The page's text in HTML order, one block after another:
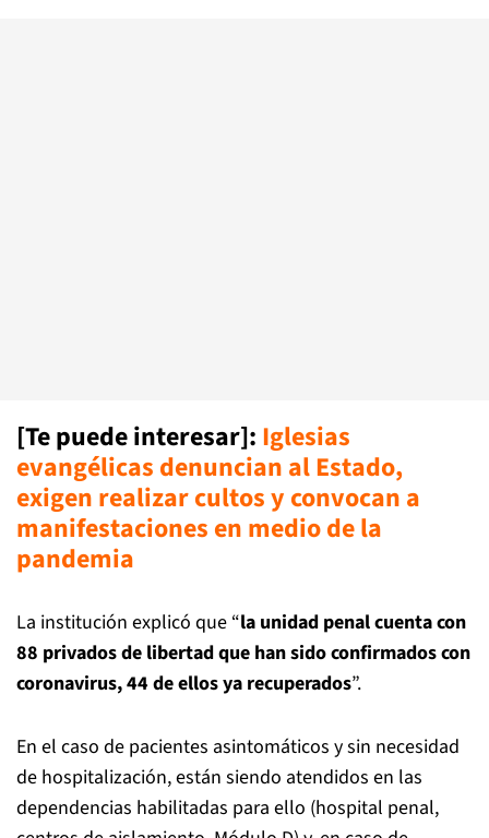
[Te puede interesar]: Iglesias
evangélicas denuncian al Estado,
exigen realizar cultos y convocan a
manifestaciones en medio de la
pandemia
La institución explicó que “la unidad penal cuenta con
88 privados de libertad que han sido confirmados con
coronavirus, 44 de ellos ya recuperados”.
En el caso de pacientes asintomáticos y sin necesidad
de hospitalización, están siendo atendidos en las
dependencias habilitadas para ello (hospital penal,